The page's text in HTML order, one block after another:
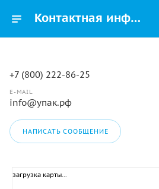
Контактная информация интернет-магазина «Упак.рф» в Перми
+7 (800) 222-86-25
E-MAIL
info@упак.рф
НАПИСАТЬ СООБЩЕНИЕ
загрузка карты...